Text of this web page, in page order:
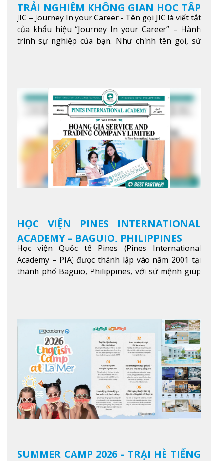
TRẢI NGHIỆM KHÔNG GIAN HỌC TẬP
5 SAO TẠI BAGUIO
JIC – Journey In your Career - Tên gọi JIC là viết tắt
của khẩu hiệu “Journey In your Career” – Hành
trình sự nghiệp của bạn. Như chính tên gọi, sứ
HỌC VIỆN PINES INTERNATIONAL
ACADEMY – BAGUIO, PHILIPPINES
Học viện Quốc tế Pines (Pines International
Academy – PIA) được thành lập vào năm 2001 tại
thành phố Baguio, Philippines, với sứ mệnh giúp
SUMMER CAMP 2026 - TRẠI HÈ TIẾNG